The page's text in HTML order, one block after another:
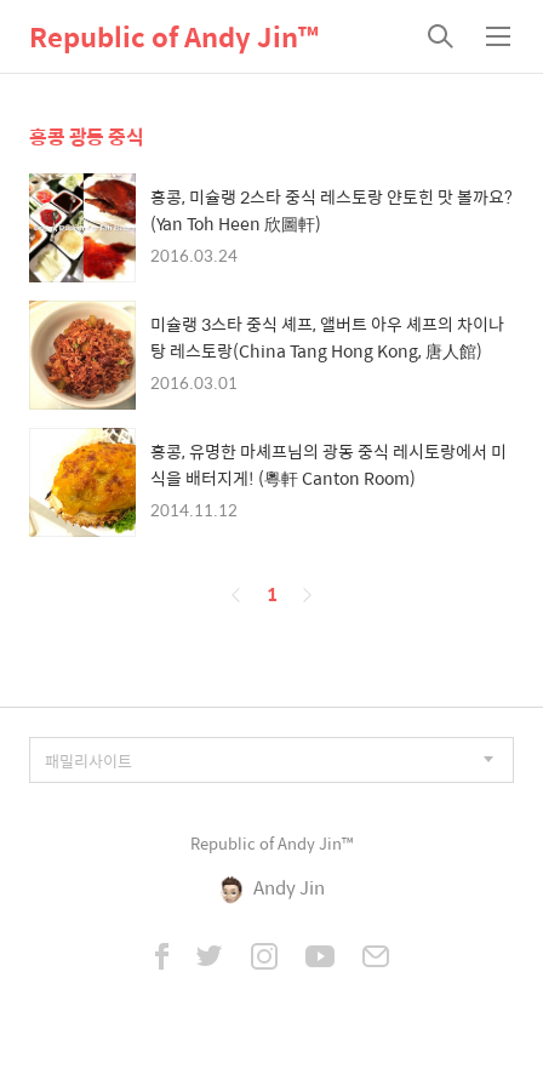
Republic of Andy Jin™
검
색
메
뉴
홍콩 광동 중식
홍콩, 미슐랭 2스타 중식 레스토랑 얀토힌 맛 볼까요?
(Yan Toh Heen 欣圖軒)
2016.03.24
미슐랭 3스타 중식 셰프, 앨버트 아우 셰프의 차이나
탕 레스토랑(China Tang Hong Kong, 唐人館)
2016.03.01
홍콩, 유명한 마셰프님의 광동 중식 레시토랑에서 미
식을 배터지게! (粵軒 Canton Room)
2014.11.12
페
1
Republic of Andy Jin™
Andy Jin